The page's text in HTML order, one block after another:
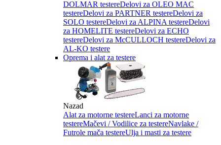
DOLMAR testereDelovi za OLEO MAC
testereDelovi za PARTNER testereDelovi za
SOLO testereDelovi za ALPINA testereDelovi
za HOMELITE testereDelovi za ECHO
testereDelovi za McCULLOCH testereDelovi za
AL-KO testere
Oprema i alat za testere
Nazad
Alat za motorne testereLanci za motorne
testereMačevi / Vodilice za testereNavlake /
Futrole mača testereUlja i masti za testere